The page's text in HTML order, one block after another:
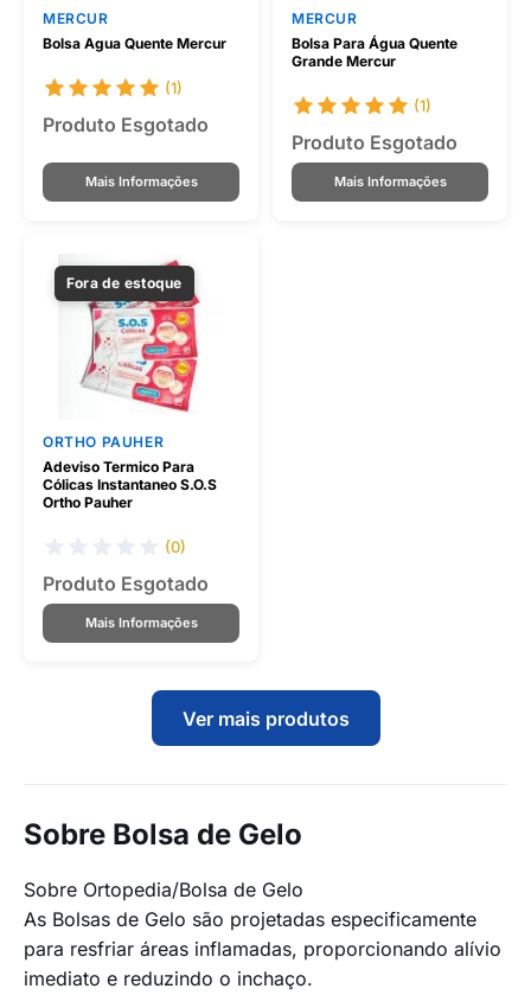
MERCUR
Bolsa Agua Quente Mercur
(1)
Produto Esgotado
Mais Informações
MERCUR
Bolsa Para Água Quente
Grande Mercur
(1)
Produto Esgotado
Mais Informações
Fora de estoque
ORTHO PAUHER
Adeviso Termico Para
Cólicas Instantaneo S.O.S
Ortho Pauher
(0)
Produto Esgotado
Mais Informações
Ver mais produtos
Sobre Bolsa de Gelo
Sobre Ortopedia/Bolsa de Gelo
As Bolsas de Gelo são projetadas especificamente
para resfriar áreas inflamadas, proporcionando alívio
imediato e reduzindo o inchaço.